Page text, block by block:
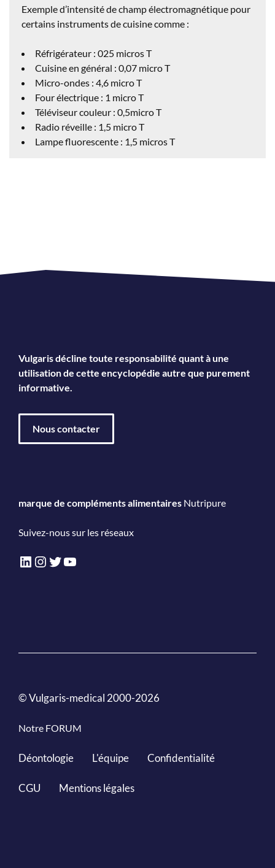
Exemple d’intensité de champ électromagnétique pour
certains instruments de cuisine comme :
Réfrigérateur : 025 micros T
Cuisine en général : 0,07 micro T
Micro-ondes : 4,6 micro T
Four électrique : 1 micro T
Téléviseur couleur : 0,5micro T
Radio réveille : 1,5 micro T
Lampe fluorescente : 1,5 micros T
Vulgaris décline toute responsabilité quant à une
utilisation de cette encyclopédie autre que purement
informative.
Nous contacter
marque de compléments alimentaires Nutripure
Suivez-nous sur les réseaux
LinkedIn
Instagram
Twitter
YouTube
© Vulgaris-medical 2000-2026
Notre FORUM
Déontologie L'équipe Confidentialité
CGU Mentions légales